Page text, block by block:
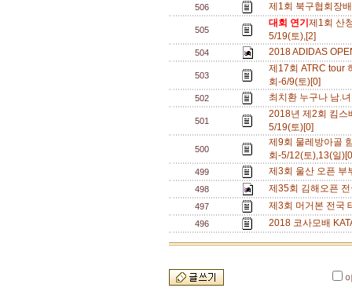
506 제1회 북구협회장
505
대회 연기 제1회 산
5/19(토),[2]
504 2018 ADIDAS
503
제17회 ATRC tour
회-6/9(토)[0]
502 최치환 누구나 남.
501
2018년 제2회 킴스
5/19(토)[0]
500
제9회 물레방아골
회-5/12(토),13(일
499 제3회 울산 오픈
498 제35회 김해오픈
497 제3회 머거본 전국
496 2018 코사모배